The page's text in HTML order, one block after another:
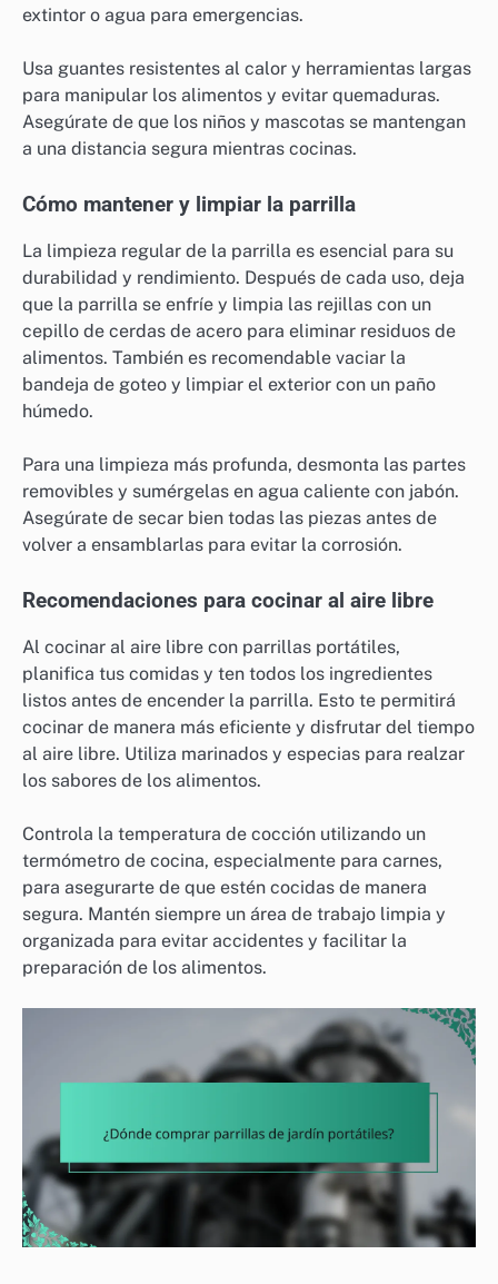
extintor o agua para emergencias.
Usa guantes resistentes al calor y herramientas largas
para manipular los alimentos y evitar quemaduras.
Asegúrate de que los niños y mascotas se mantengan
a una distancia segura mientras cocinas.
Cómo mantener y limpiar la parrilla
La limpieza regular de la parrilla es esencial para su
durabilidad y rendimiento. Después de cada uso, deja
que la parrilla se enfríe y limpia las rejillas con un
cepillo de cerdas de acero para eliminar residuos de
alimentos. También es recomendable vaciar la
bandeja de goteo y limpiar el exterior con un paño
húmedo.
Para una limpieza más profunda, desmonta las partes
removibles y sumérgelas en agua caliente con jabón.
Asegúrate de secar bien todas las piezas antes de
volver a ensamblarlas para evitar la corrosión.
Recomendaciones para cocinar al aire libre
Al cocinar al aire libre con parrillas portátiles,
planifica tus comidas y ten todos los ingredientes
listos antes de encender la parrilla. Esto te permitirá
cocinar de manera más eficiente y disfrutar del tiempo
al aire libre. Utiliza marinados y especias para realzar
los sabores de los alimentos.
Controla la temperatura de cocción utilizando un
termómetro de cocina, especialmente para carnes,
para asegurarte de que estén cocidas de manera
segura. Mantén siempre un área de trabajo limpia y
organizada para evitar accidentes y facilitar la
preparación de los alimentos.